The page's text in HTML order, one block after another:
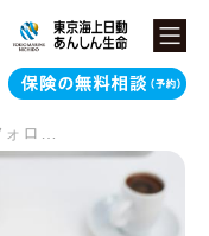
インスタグラムでフォロワーを増やすには？アカウント運用の基本やフォロワー獲得のプロセスを解説